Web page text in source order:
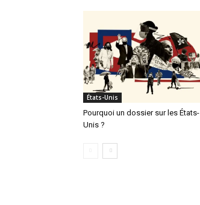
États-Unis
Pourquoi un dossier sur les États-
Unis ?